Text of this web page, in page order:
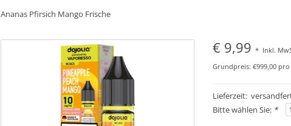
Ananas Pfirsich Mango Frische
€ 9,99* Inkl.
Grundpreis: €999,00
Lieferzeit:
Bitte wählen Sie: *